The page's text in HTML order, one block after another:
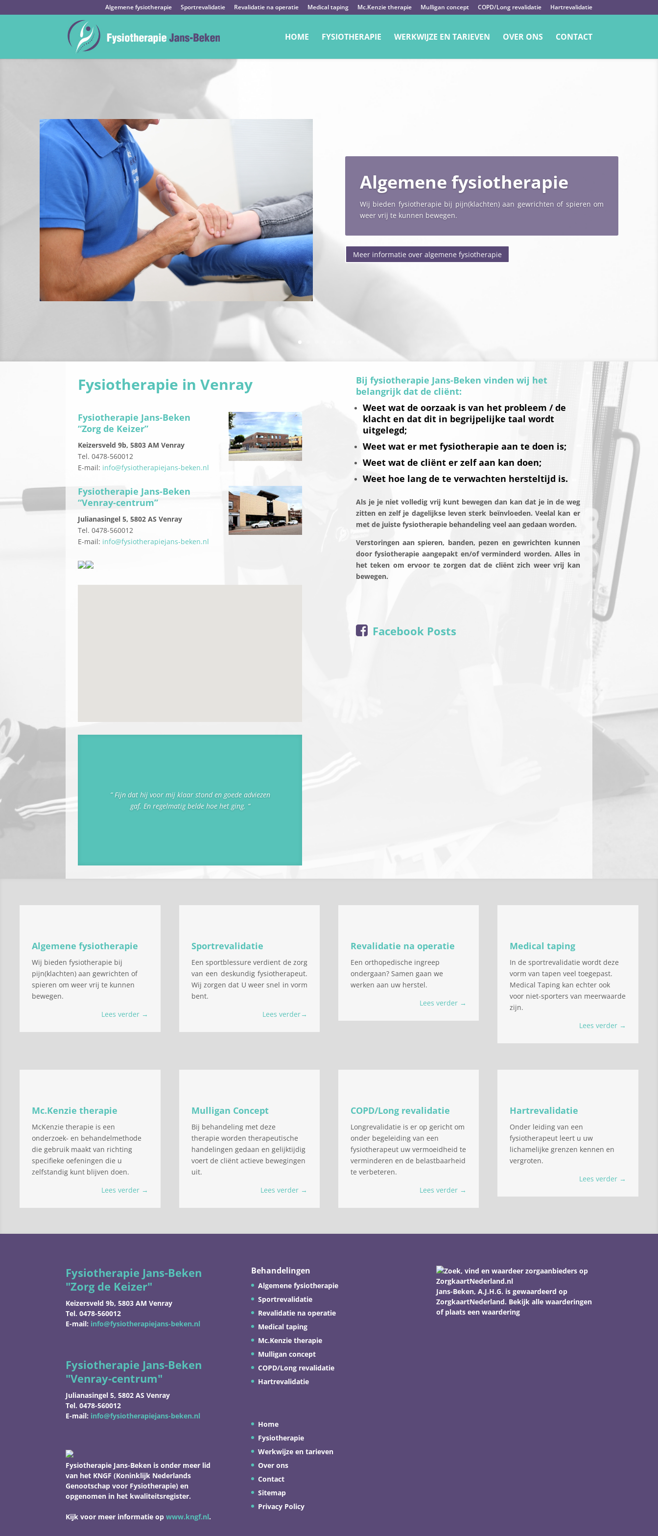
Algemene fysiotherapie Sportrevalidatie Revalidatie na operatie Medical taping Mc.Kenzie therapie Mulligan concept COPD/Long revalidatie Hartrevalidatie
HOME FYSIOTHERAPIE WERKWIJZE EN TARIEVEN OVER ONS CONTACT
Algemene fysiotherapie
Wij bieden fysiotherapie bij pijn(klachten) aan gewrichten of spieren om
weer vrij te kunnen bewegen.
Meer informatie over algemene fysiotherapie
Fysiotherapie in Venray
Fysiotherapie Jans-Beken
“Zorg de Keizer”
Keizersveld 9b, 5803 AM Venray
Tel. 0478-560012
E-mail: info@fysiotherapiejans-beken.nl
Fysiotherapie Jans-Beken
“Venray-centrum”
Julianasingel 5, 5802 AS Venray
Tel. 0478-560012
E-mail: info@fysiotherapiejans-beken.nl
” Fijn dat hij voor mij klaar stond en goede adviezen
gaf. En regelmatig belde hoe het ging. “
Bij fysiotherapie Jans-Beken vinden wij het
belangrijk dat de cliënt:
Weet wat de oorzaak is van het probleem / de
klacht en dat dit in begrijpelijke taal wordt
uitgelegd;
Weet wat er met fysiotherapie aan te doen is;
Weet wat de cliënt er zelf aan kan doen;
Weet hoe lang de te verwachten hersteltijd is.
Als je je niet volledig vrij kunt bewegen dan kan dat je in de weg
zitten en zelf je dagelijkse leven sterk beïnvloeden. Veelal kan er
met de juiste fysiotherapie behandeling veel aan gedaan worden.
Verstoringen aan spieren, banden, pezen en gewrichten kunnen
door fysiotherapie aangepakt en/of verminderd worden. Alles in
het teken om ervoor te zorgen dat de cliënt zich weer vrij kan
bewegen.
Facebook Posts
Algemene fysiotherapie
Wij bieden fysiotherapie bij
pijn(klachten) aan gewrichten of
spieren om weer vrij te kunnen
bewegen.
Lees verder →
Sportrevalidatie
Een sportblessure verdient de zorg
van een deskundig fysiotherapeut.
Wij zorgen dat U weer snel in vorm
bent.
Lees verder→
Revalidatie na operatie
Een orthopedische ingreep
ondergaan? Samen gaan we
werken aan uw herstel.
Lees verder →
Medical taping
In de sportrevalidatie wordt deze
vorm van tapen veel toegepast.
Medical Taping kan echter ook
voor niet-sporters van meerwaarde
zijn.
Lees verder →
Mc.Kenzie therapie
McKenzie therapie is een
onderzoek- en behandelmethode
die gebruik maakt van richting
specifieke oefeningen die u
zelfstandig kunt blijven doen.
Lees verder →
Mulligan Concept
Bij behandeling met deze
therapie worden therapeutische
handelingen gedaan en gelijktijdig
voert de cliënt actieve bewegingen
uit.
Lees verder →
COPD/Long revalidatie
Longrevalidatie is er op gericht om
onder begeleiding van een
fysiotherapeut uw vermoeidheid te
verminderen en de belastbaarheid
te verbeteren.
Lees verder →
Hartrevalidatie
Onder leiding van een
fysiotherapeut leert u uw
lichamelijke grenzen kennen en
vergroten.
Lees verder →
Fysiotherapie Jans-Beken
"Zorg de Keizer"
Keizersveld 9b, 5803 AM Venray
Tel. 0478-560012
E-mail: info@fysiotherapiejans-beken.nl
Fysiotherapie Jans-Beken
"Venray-centrum"
Julianasingel 5, 5802 AS Venray
Tel. 0478-560012
E-mail: info@fysiotherapiejans-beken.nl
Fysiotherapie Jans-Beken is onder meer lid
van het KNGF (Koninklijk Nederlands
Genootschap voor Fysiotherapie) en
opgenomen in het kwaliteitsregister.
Kijk voor meer informatie opwww.kngf.nl.
Behandelingen
Algemene fysiotherapie
Sportrevalidatie
Revalidatie na operatie
Medical taping
Mc.Kenzie therapie
Mulligan concept
COPD/Long revalidatie
Hartrevalidatie
Home
Fysiotherapie
Werkwijze en tarieven
Over ons
Contact
Sitemap
Privacy Policy
Jans-Beken, A.J.H.G. is gewaardeerd op
ZorgkaartNederland. Bekijk alle waarderingen
of plaats een waardering